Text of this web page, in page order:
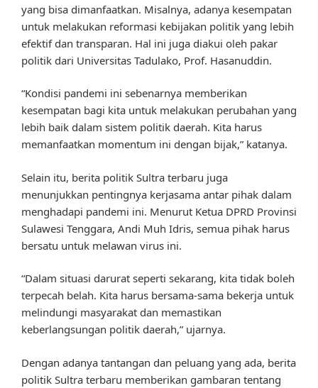
yang bisa dimanfaatkan. Misalnya, adanya kesempatan
untuk melakukan reformasi kebijakan politik yang lebih
efektif dan transparan. Hal ini juga diakui oleh pakar
politik dari Universitas Tadulako, Prof. Hasanuddin.
“Kondisi pandemi ini sebenarnya memberikan
kesempatan bagi kita untuk melakukan perubahan yang
lebih baik dalam sistem politik daerah. Kita harus
memanfaatkan momentum ini dengan bijak,” katanya.
Selain itu, berita politik Sultra terbaru juga
menunjukkan pentingnya kerjasama antar pihak dalam
menghadapi pandemi ini. Menurut Ketua DPRD Provinsi
Sulawesi Tenggara, Andi Muh Idris, semua pihak harus
bersatu untuk melawan virus ini.
“Dalam situasi darurat seperti sekarang, kita tidak boleh
terpecah belah. Kita harus bersama-sama bekerja untuk
melindungi masyarakat dan memastikan
keberlangsungan politik daerah,” ujarnya.
Dengan adanya tantangan dan peluang yang ada, berita
politik Sultra terbaru memberikan gambaran tentang